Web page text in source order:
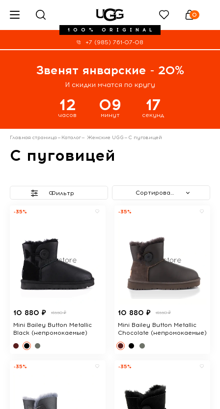
100% ORIGINAL
0
+7 (985) 761-07-08
Звенят январские - 20%
И скидки мчатся по кругу
12
часов
09
минут
16
секунд
Главная страница— Каталог— Женские UGG— С пуговицей
С пуговицей
Фильтр Сортировать
-35%
10 880 ₽ 16550 ₽
Mini Bailey Button Metallic
Black (непромокаемые)
-35%
10 880 ₽ 16550 ₽
Mini Bailey Button Metallic
Chocolate (непромокаемые)
-35% -35%